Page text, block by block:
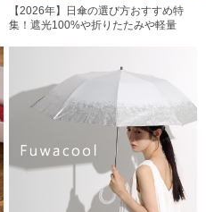
【2026年】日傘の選び方おすすめ特
集！遮光100%や折りたたみや軽量